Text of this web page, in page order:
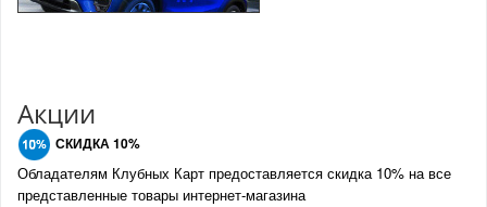
Акции
СКИДКА 10%
Обладателям Клубных Карт предоставляется скидка 10% на все
представленные товары интернет-магазина